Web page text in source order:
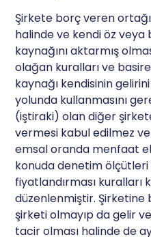
Şirkete borç veren
halinde ve kendi öz veya
kaynağını aktarmış
olağan kuralları ve
kaynağı kendisinin
yolunda kullanmasını
(iştiraki) olan diğer
vermesi kabul edilmez
emsal oranda menfaat
konuda denetim
fiyatlandırması kuralları
düzenlenmiştir.
şirketi olmayıp da gelir
tacir olması halinde de